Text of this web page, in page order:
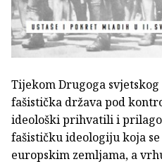
Tijekom Drugoga
fašistička država pod
ideološki prihvatili i
fašističku ideologiju koja
europskim zemljama, a